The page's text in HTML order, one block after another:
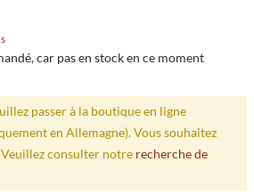
car pas en stock en ce moment
passer à la boutique en ligne
en Allemagne). Vous souhaitez
consulter notre recherche de